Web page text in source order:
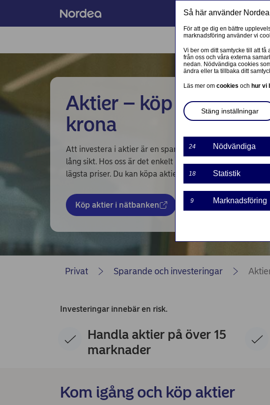
PRIVAT
Mobilt BankID
Avtal och meddelanden
Mitt bostadsköp
Vår sparrobot Nora
FÖRETAG
Corporate
Nordea
Våra sidor –
Företagets
GiroLink
Nordea
Aktier – köp aktier från
krona
Att investera i aktier är en sparform som kan ge bra
lång sikt. Hos oss är det enkelt köpa aktier till ett av
lägsta priser. Du kan köpa aktier i både appen och i
Köp aktier i nätbanken
Privat Sparande och investeringar
Investeringar innebär en risk.
Handla aktier på över 15
marknader
Kom igång och köp aktier
Så här använder
För att ge dig en bättre
marknadsföring använder vi
Vi ber om ditt samtycke till att få
från oss och våra externa
nedan. Nödvändiga cookies
ändra eller ta tillbaka ditt
Läs mer om cookies och hur vi
Stäng inställningar
24 Nödvändiga
18 Statistik
9 Marknadsföring